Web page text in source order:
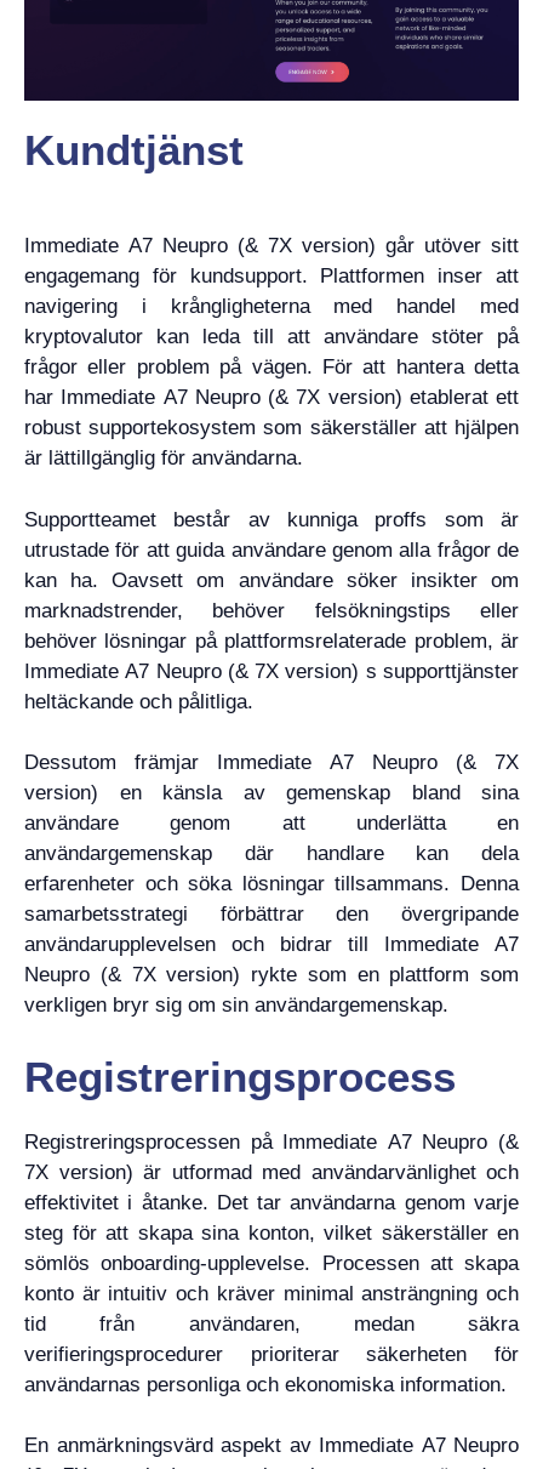
Kundtjänst
Immediate A7 Neupro (& 7X version) går utöver sitt
engagemang för kundsupport. Plattformen inser att
navigering i krångligheterna med handel med
kryptovalutor kan leda till att användare stöter på
frågor eller problem på vägen. För att hantera detta
har Immediate A7 Neupro (& 7X version) etablerat ett
robust supportekosystem som säkerställer att hjälpen
är lättillgänglig för användarna.
Supportteamet består av kunniga proffs som är
utrustade för att guida användare genom alla frågor de
kan ha. Oavsett om användare söker insikter om
marknadstrender, behöver felsökningstips eller
behöver lösningar på plattformsrelaterade problem, är
Immediate A7 Neupro (& 7X version) s supporttjänster
heltäckande och pålitliga.
Dessutom främjar Immediate A7 Neupro (& 7X
version) en känsla av gemenskap bland sina
användare genom att underlätta en
användargemenskap där handlare kan dela
erfarenheter och söka lösningar tillsammans. Denna
samarbetsstrategi förbättrar den övergripande
användarupplevelsen och bidrar till Immediate A7
Neupro (& 7X version) rykte som en plattform som
verkligen bryr sig om sin användargemenskap.
Registreringsprocess
Registreringsprocessen på Immediate A7 Neupro (&
7X version) är utformad med användarvänlighet och
effektivitet i åtanke. Det tar användarna genom varje
steg för att skapa sina konton, vilket säkerställer en
sömlös onboarding-upplevelse. Processen att skapa
konto är intuitiv och kräver minimal ansträngning och
tid från användaren, medan säkra
verifieringsprocedurer prioriterar säkerheten för
användarnas personliga och ekonomiska information.
En anmärkningsvärd aspekt av Immediate A7 Neupro